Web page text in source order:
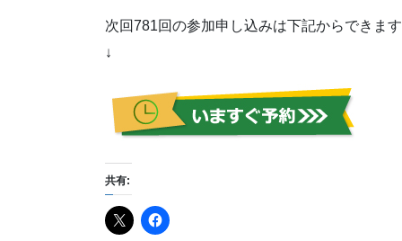
次回781回の参加申し込みは下記からできま
↓
共有: